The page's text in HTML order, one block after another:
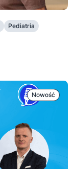
Pediatria
Nowość